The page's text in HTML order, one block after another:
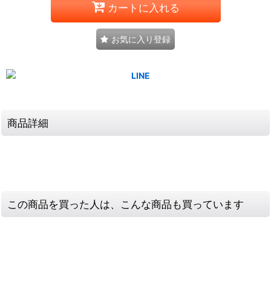
カートに入れる
お気に入り登録
商品詳細
この商品を買った人は、こんな商品も買っています